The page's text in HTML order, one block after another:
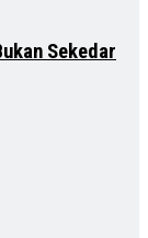
Sekedar